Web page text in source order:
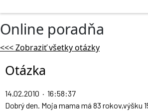
Online poradňa
<<< Zobraziť všetky otázky
Otázka
14.02.2010 · 16:58:37
Dobrý den. Moja mama má 83 rokov,výšku